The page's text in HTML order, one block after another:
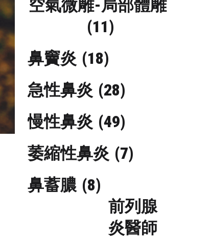
空氣微雕-局部體雕
(11)
鼻竇炎 (18)
急性鼻炎 (28)
慢性鼻炎 (49)
萎縮性鼻炎 (7)
鼻蓄膿 (8)
前列腺
炎醫師